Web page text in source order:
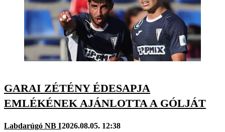
GARAI ZÉTÉNY ÉDESAPJA
EMLÉKÉNEK AJÁNLOTTA A GÓLJÁT
Labdarúgó NB I2026.08.05. 12:38